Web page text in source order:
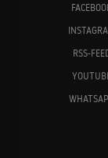
RSS-